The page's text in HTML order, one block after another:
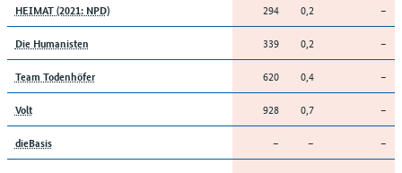
HEIMAT (2021: NPD) 294 0,2 –
Die Humanisten 339 0,2 –
Team Todenhöfer 620 0,4 –
Volt 928 0,7 –
dieBasis – – –